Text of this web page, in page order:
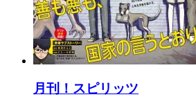
月刊！スピリッツ